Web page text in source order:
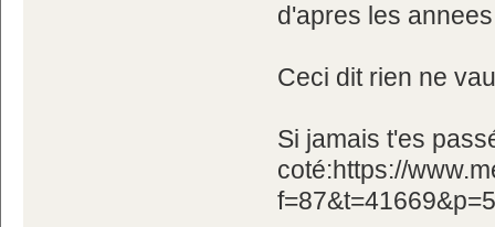
d'apres les
Ceci dit rien ne
Si jamais t'es
coté:https://